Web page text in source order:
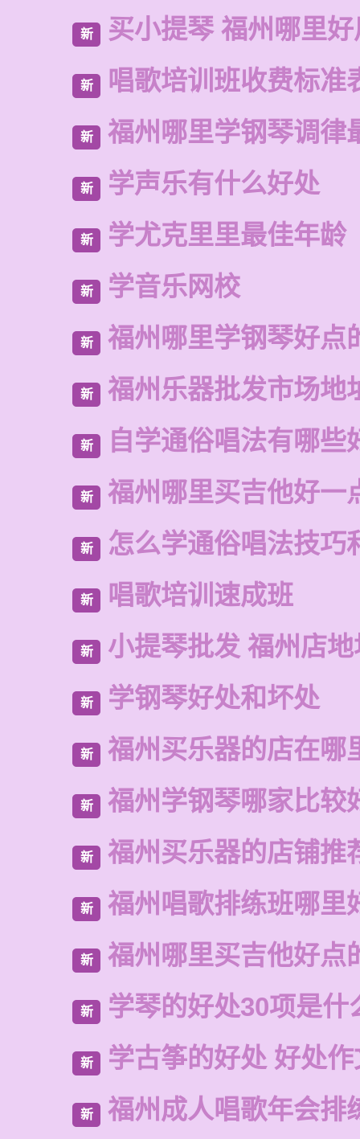
新 买小提琴 福州哪里
新 唱歌培训班收费标准
新 福州哪里学钢琴调律
新 学声乐有什么好处
新 学尤克里里最佳年龄
新 学音乐网校
新 福州哪里学钢琴好点
新 福州乐器批发市场地
新 自学通俗唱法有哪些
新 福州哪里买吉他好一
新 怎么学通俗唱法技巧
新 唱歌培训速成班
新 小提琴批发 福州店
新 学钢琴好处和坏处
新 福州买乐器的店在哪
新 福州学钢琴哪家比较
新 福州买乐器的店铺推
新 福州唱歌排练班哪里
新 福州哪里买吉他好点
新 学琴的好处30项是什
新 学古筝的好处 好处作
新 福州成人唱歌年会排